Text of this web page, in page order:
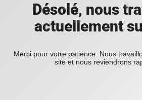
Désolé, nous
actuellement
Merci pour votre patience. Nous
site et nous reviendrons